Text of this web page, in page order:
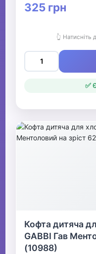
325 грн
👆 Натисніть
✅
Кофта дитяча
GABBI Гав
(10988)